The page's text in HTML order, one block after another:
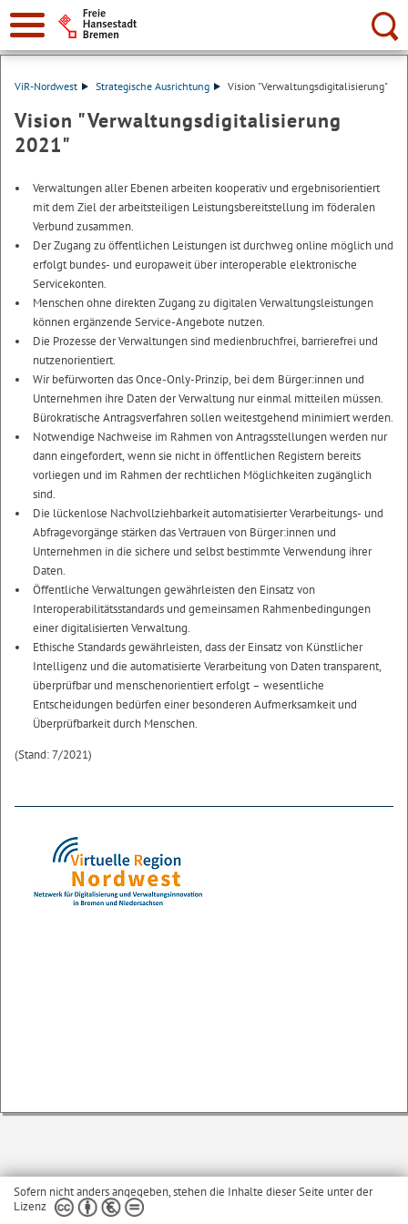
Suche:
ViR-Nordwest Strategische Ausrichtung Vision "Verwaltungsdigitalisierung"
Vision "Verwaltungsdigitalisierung
2021"
Verwaltungen aller Ebenen arbeiten kooperativ und ergebnisorientiert
mit dem Ziel der arbeitsteiligen Leistungsbereitstellung im föderalen
Verbund zusammen.
Der Zugang zu öffentlichen Leistungen ist durchweg online möglich und
erfolgt bundes- und europaweit über interoperable elektronische
Servicekonten.
Menschen ohne direkten Zugang zu digitalen Verwaltungsleistungen
können ergänzende Service-Angebote nutzen.
Die Prozesse der Verwaltungen sind medienbruchfrei, barrierefrei und
nutzenorientiert.
Wir befürworten das Once-Only-Prinzip, bei dem Bürger:innen und
Unternehmen ihre Daten der Verwaltung nur einmal mitteilen müssen.
Bürokratische Antragsverfahren sollen weitestgehend minimiert werden.
Notwendige Nachweise im Rahmen von Antragsstellungen werden nur
dann eingefordert, wenn sie nicht in öffentlichen Registern bereits
vorliegen und im Rahmen der rechtlichen Möglichkeiten zugänglich
sind.
Die lückenlose Nachvollziehbarkeit automatisierter Verarbeitungs- und
Abfragevorgänge stärken das Vertrauen von Bürger:innen und
Unternehmen in die sichere und selbst bestimmte Verwendung ihrer
Daten.
Öffentliche Verwaltungen gewährleisten den Einsatz von
Interoperabilitätsstandards und gemeinsamen Rahmenbedingungen
einer digitalisierten Verwaltung.
Ethische Standards gewährleisten, dass der Einsatz von Künstlicher
Intelligenz und die automatisierte Verarbeitung von Daten transparent,
überprüfbar und menschenorientiert erfolgt – wesentliche
Entscheidungen bedürfen einer besonderen Aufmerksamkeit und
Überprüfbarkeit durch Menschen.
(Stand: 7/2021)
Sofern nicht anders angegeben, stehen die Inhalte dieser Seite unter der
Lizenz